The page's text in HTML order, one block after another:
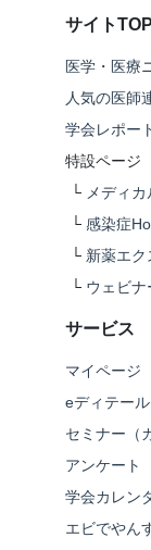
サイトTOP
医学・医療
人気の医師
学会レポー
特設ページ
└ メディ
└ 感染症
└ 新薬エク
└ ウェビ
サービス
マイページ
eディテール
セミナー（
アンケート
学会カレン
エビでやん